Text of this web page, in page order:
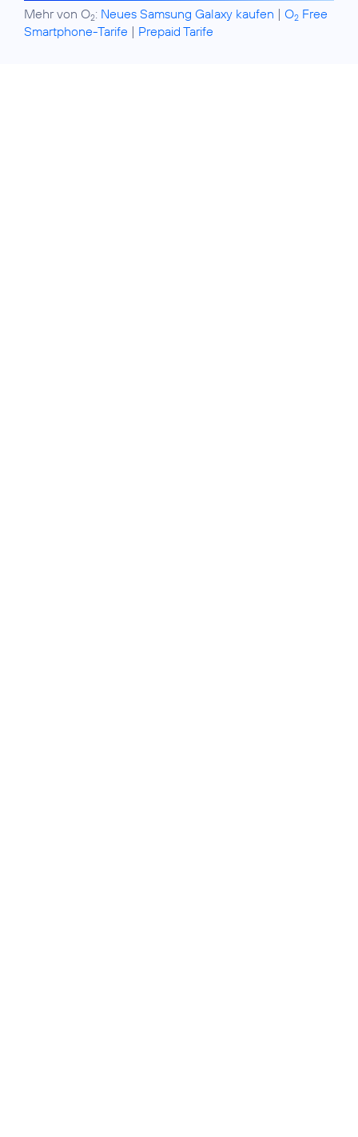
Mehr von O2: Neues Samsung Galaxy kaufen | O2 Free
Smartphone-Tarife | Prepaid Tarife